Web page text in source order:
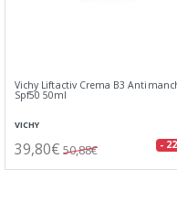
Vichy Liftactiv Crema B3
Spf50 50ml
VICHY
39,80€ 50,88€ -